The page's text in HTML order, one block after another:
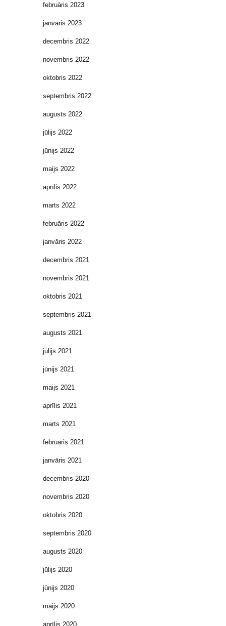
februāris 2023
janvāris 2023
decembris 2022
novembris 2022
oktobris 2022
septembris 2022
augusts 2022
jūlijs 2022
jūnijs 2022
maijs 2022
aprīlis 2022
marts 2022
februāris 2022
janvāris 2022
decembris 2021
novembris 2021
oktobris 2021
septembris 2021
augusts 2021
jūlijs 2021
jūnijs 2021
maijs 2021
aprīlis 2021
marts 2021
februāris 2021
janvāris 2021
decembris 2020
novembris 2020
oktobris 2020
septembris 2020
augusts 2020
jūlijs 2020
jūnijs 2020
maijs 2020
aprīlis 2020